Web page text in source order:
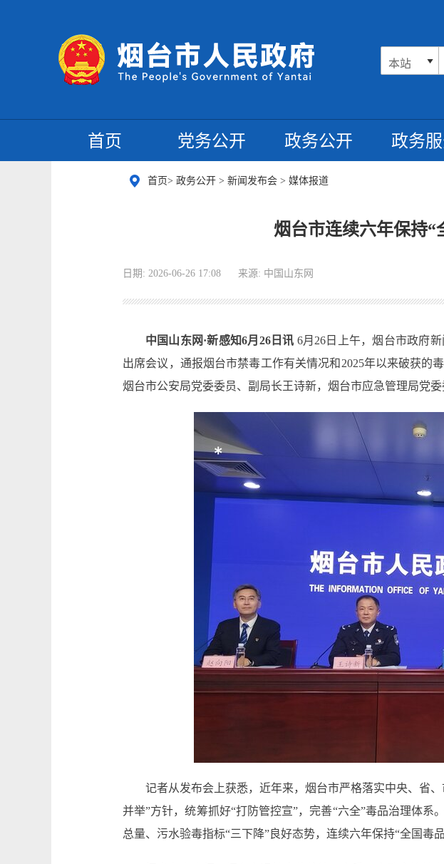
首页 党务公开 政务公开 政务
首页> 政务公开 > 新闻发布会 > 媒体报道
烟台市连续六年保持“
日期: 2026-06-26 17:08 来源: 中国山东网
中国山东网·新感知6月26日讯 6月26日上午，烟台市政府
出席会议，通报烟台市禁毒工作有关情况和2025年以来破获的
烟台市公安局党委委员、副局长王诗新，烟台市应急管理局党
记者从发布会上获悉，近年来，烟台市严格落实中央、省
并举”方针，统筹抓好“打防管控宣”，完善“六全”毒品治理体
总量、污水验毒指标“三下降”良好态势，连续六年保持“全国毒